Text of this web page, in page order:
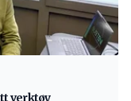
verktøy